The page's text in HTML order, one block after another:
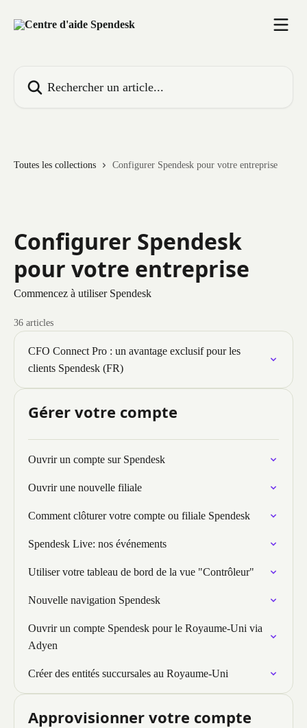
Toutes les collections Configurer Spendesk pour votre entreprise
Configurer Spendesk
pour votre entreprise
Commencez à utiliser Spendesk
36 articles
CFO Connect Pro : un avantage exclusif pour les
clients Spendesk (FR)
Gérer votre compte
Ouvrir un compte sur Spendesk
Ouvrir une nouvelle filiale
Comment clôturer votre compte ou filiale Spendesk
Spendesk Live: nos événements
Utiliser votre tableau de bord de la vue "Contrôleur"
Nouvelle navigation Spendesk
Ouvrir un compte Spendesk pour le Royaume-Uni via
Adyen
Créer des entités succursales au Royaume-Uni
Approvisionner votre compte